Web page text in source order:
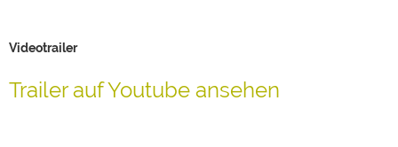
Videotrailer
Trailer auf Youtube ansehen